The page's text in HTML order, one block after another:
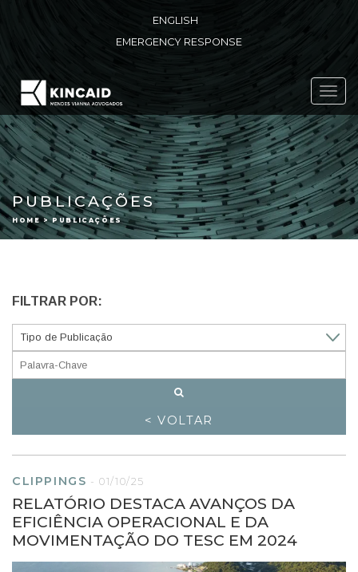
ENGLISH
EMERGENCY RESPONSE
PUBLICAÇÕES
HOME > PUBLICAÇÕES
FILTRAR POR:
< VOLTAR
CLIPPINGS -01/10/25
RELATÓRIO DESTACA AVANÇOS DA
EFICIÊNCIA OPERACIONAL E DA
MOVIMENTAÇÃO DO TESC EM 2024